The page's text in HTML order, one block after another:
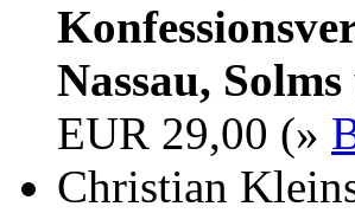
Nassau,
EUR 29,00 (»
Christian